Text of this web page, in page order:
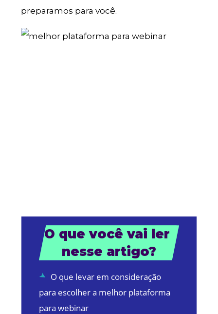
preparamos para você.
O que você vai ler
nesse artigo?
O que levar em consideração
para escolher a melhor plataforma
para webinar